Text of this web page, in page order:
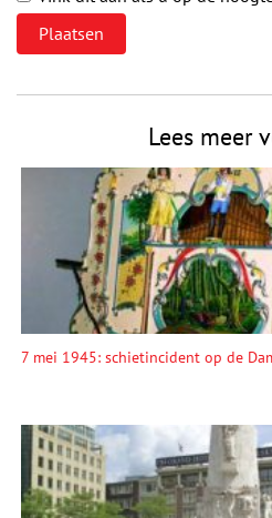
Lees meer
7 mei 1945: schietincident op de